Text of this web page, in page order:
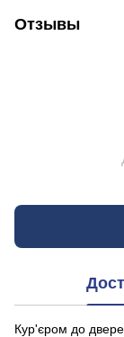
Отзывы
Кур'єром до